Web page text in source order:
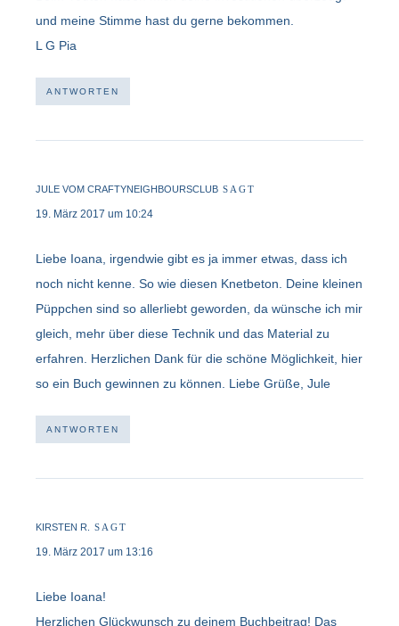
und meine Stimme hast du gerne bekommen.
L G Pia
ANTWORTEN
JULE VOM CRAFTYNEIGHBOURSCLUB SAGT
19. März 2017 um 10:24
Liebe Ioana, irgendwie gibt es ja immer etwas, dass ich
noch nicht kenne. So wie diesen Knetbeton. Deine kleinen
Püppchen sind so allerliebt geworden, da wünsche ich mir
gleich, mehr über diese Technik und das Material zu
erfahren. Herzlichen Dank für die schöne Möglichkeit, hier
so ein Buch gewinnen zu können. Liebe Grüße, Jule
ANTWORTEN
KIRSTEN R. SAGT
19. März 2017 um 13:16
Liebe Ioana!
Herzlichen Glückwunsch zu deinem Buchbeitrag! Das